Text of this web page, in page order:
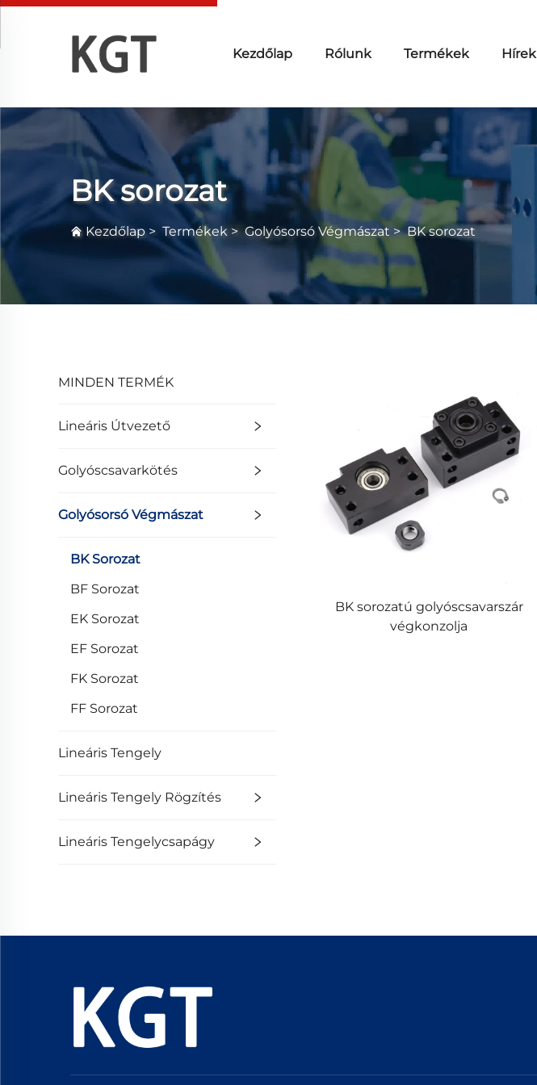
Kezdőlap Rólunk Termékek Hírek
BK sorozat
Kezdőlap> Termékek >Golyósorsó Végmászat >BK sorozat
MINDEN TERMÉK
Lineáris Útvezető
Golyóscsavarkötés
Golyósorsó Végmászat
BK Sorozat
BF Sorozat
EK Sorozat
EF Sorozat
FK Sorozat
FF Sorozat
Lineáris Tengely
Lineáris Tengely Rögzítés
Lineáris Tengelycsapágy
BK sorozatú golyóscsavarszár
végkonzolja